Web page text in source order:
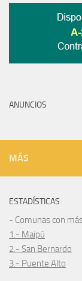
ANUNCIOS
MÁS
ESTADÍSTICAS
- Comunas con
1.- Maipú
2.- San Bernardo
3.- Puente Alto